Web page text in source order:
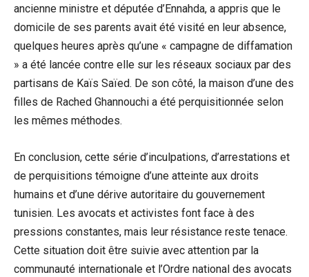
ancienne ministre et députée d’Ennahda, a appris que le
domicile de ses parents avait été visité en leur absence,
quelques heures après qu’une « campagne de diffamation
» a été lancée contre elle sur les réseaux sociaux par des
partisans de Kaïs Saïed. De son côté, la maison d’une des
filles de Rached Ghannouchi a été perquisitionnée selon
les mêmes méthodes.
En conclusion, cette série d’inculpations, d’arrestations et
de perquisitions témoigne d’une atteinte aux droits
humains et d’une dérive autoritaire du gouvernement
tunisien. Les avocats et activistes font face à des
pressions constantes, mais leur résistance reste tenace.
Cette situation doit être suivie avec attention par la
communauté internationale et l’Ordre national des avocats